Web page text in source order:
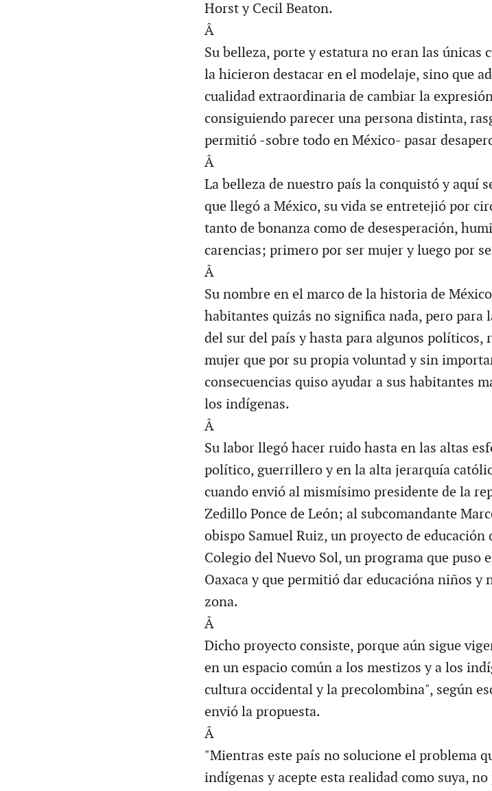
Horst y Cecil Beaton.
Â
Su belleza, porte y estatura no eran las únicas
la hicieron destacar en el modelaje, sino que
cualidad extraordinaria de cambiar la
consiguiendo parecer una persona distinta,
permitió -sobre todo en México- pasar
Â
La belleza de nuestro país la conquistó y aquí
que llegó a México, su vida se entretejió por
tanto de bonanza como de desesperación,
carencias; primero por ser mujer y luego por
Â
Su nombre en el marco de la historia de
habitantes quizás no significa nada, pero para
del sur del país y hasta para algunos políticos,
mujer que por su propia voluntad y sin
consecuencias quiso ayudar a sus habitantes
los indígenas.
Â
Su labor llegó hacer ruido hasta en las altas
político, guerrillero y en la alta jerarquía
cuando envió al mismísimo presidente de la
Zedillo Ponce de León; al subcomandante
obispo Samuel Ruiz, un proyecto de educación
Colegio del Nuevo Sol, un programa que puso
Oaxaca y que permitió dar educacióna niños y
zona.
Â
Dicho proyecto consiste, porque aún sigue
en un espacio común a los mestizos y a los
cultura occidental y la precolombina", según
envió la propuesta.
Â
"Mientras este país no solucione el problema
indígenas y acepte esta realidad como suya,